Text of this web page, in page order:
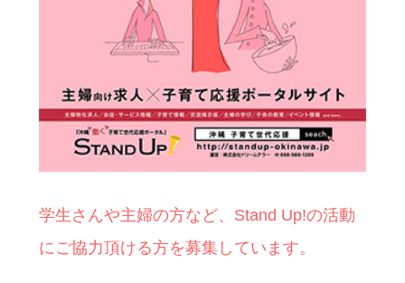
学生さんや主婦の方など、Stand Up!の活動
にご協力頂ける方を募集しています。